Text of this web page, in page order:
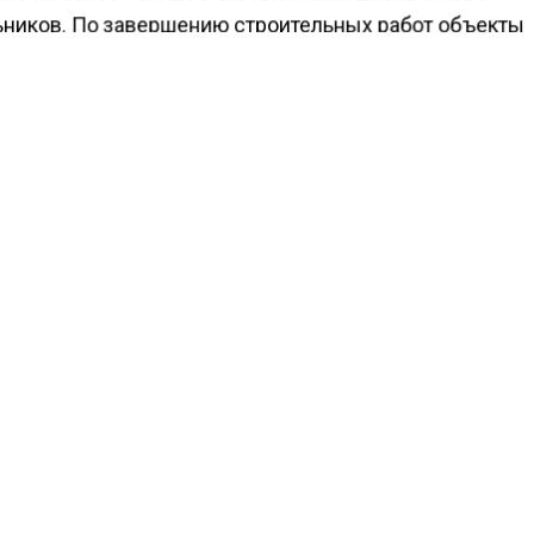
По завершению строительных работ объекты